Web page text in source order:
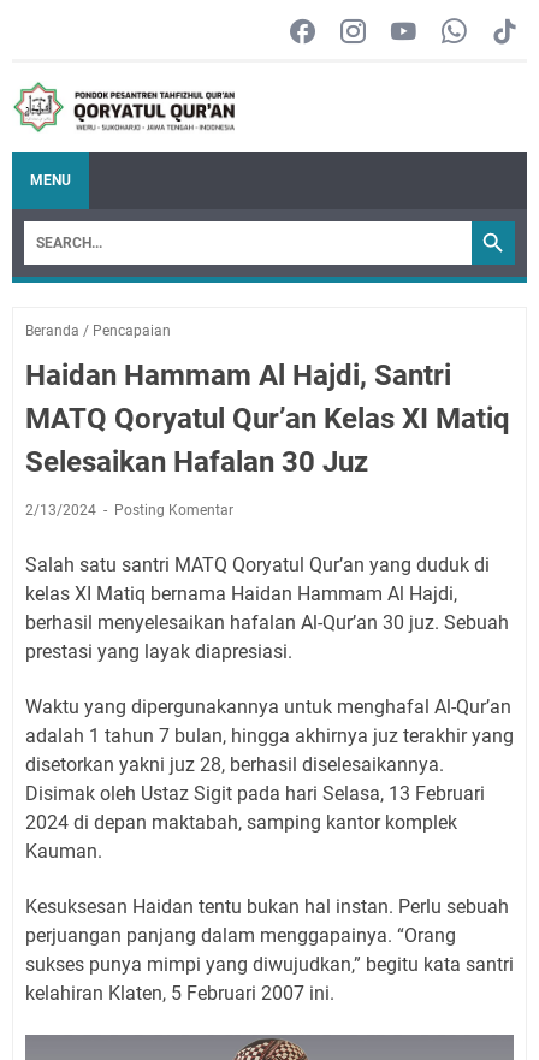
MENU
Beranda / Pencapaian
Haidan Hammam Al Hajdi, Santri
MATQ Qoryatul Qur’an Kelas XI Matiq
Selesaikan Hafalan 30 Juz
2/13/2024 Posting Komentar
Salah satu santri MATQ Qoryatul Qur’an yang duduk di
kelas XI Matiq bernama Haidan Hammam Al Hajdi,
berhasil menyelesaikan hafalan Al-Qur’an 30 juz. Sebuah
prestasi yang layak diapresiasi.
Waktu yang dipergunakannya untuk menghafal Al-Qur’an
adalah 1 tahun 7 bulan, hingga akhirnya juz terakhir yang
disetorkan yakni juz 28, berhasil diselesaikannya.
Disimak oleh Ustaz Sigit pada hari Selasa, 13 Februari
2024 di depan maktabah, samping kantor komplek
Kauman.
Kesuksesan Haidan tentu bukan hal instan. Perlu sebuah
perjuangan panjang dalam menggapainya. “Orang
sukses punya mimpi yang diwujudkan,” begitu kata santri
kelahiran Klaten, 5 Februari 2007 ini.